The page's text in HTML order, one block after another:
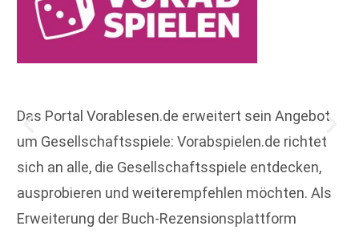
Das Portal Vorablesen.de erweitert sein Angebot
um Gesellschaftsspiele: Vorabspielen.de richtet
sich an alle, die Gesellschaftsspiele entdecken,
ausprobieren und weiterempfehlen möchten. Als
Erweiterung der Buch-Rezensionsplattform